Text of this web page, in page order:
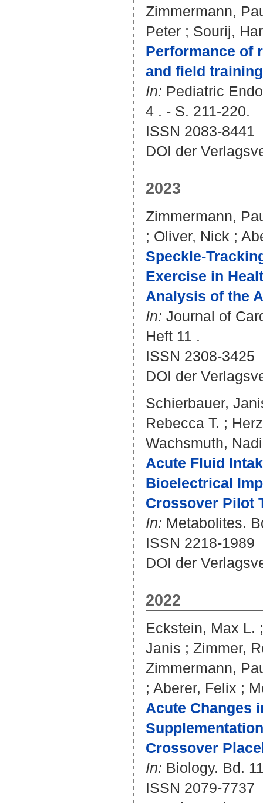
Zimmermann,
Peter ; Sourij,
Performance of
and field
In: Pediatric
4 . - S. 211-220.
ISSN 2083-8441
DOI der
2023
Zimmermann,
; Oliver, Nick ;
Speckle-
Exercise in
Analysis of the
In: Journal of
Heft 11 .
ISSN 2308-3425
DOI der
Schierbauer,
Rebecca T. ;
Wachsmuth,
Acute Fluid
Bioelectrical
Crossover Pilot
In: Metabolites.
ISSN 2218-1989
DOI der
2022
Eckstein, Max L.
Janis ; Zimmer,
Zimmermann,
; Aberer, Felix ;
Acute Changes
Crossover
In: Biology. Bd.
ISSN 2079-7737